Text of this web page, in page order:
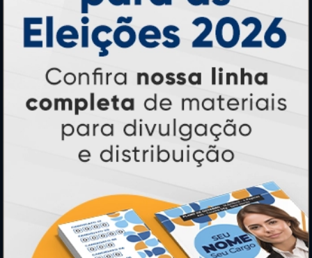
PRODUTOS
Adesivos
Pastas
Ímãs
Cartão de Visita
Calendários 2027